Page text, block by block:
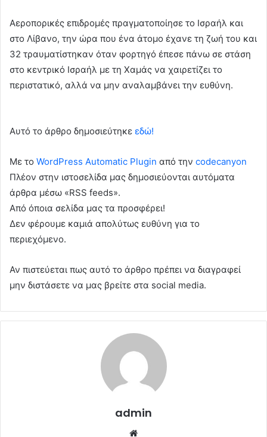
Αεροπορικές επιδρομές πραγματοποίησε το Ισραήλ και
στο Λίβανο, την ώρα που ένα άτομο έχανε τη ζωή του και
32 τραυματίστηκαν όταν φορτηγό έπεσε πάνω σε στάση
στο κεντρικό Ισραήλ με τη Χαμάς να χαιρετίζει το
περιστατικό, αλλά να μην αναλαμβάνει την ευθύνη.
Αυτό το άρθρο δημοσιεύτηκε εδώ!
Με το WordPress Automatic Plugin από την codecanyon
Πλέον στην ιστοσελίδα μας δημοσιεύονται αυτόματα
άρθρα μέσω «RSS feeds».
Από όποια σελίδα μας τα προσφέρει!
Δεν φέρουμε καμιά απολύτως ευθύνη για το
περιεχόμενο.
Αν πιστεύεται πως αυτό το άρθρο πρέπει να διαγραφεί
μην διστάσετε να μας βρείτε στα social media.
admin